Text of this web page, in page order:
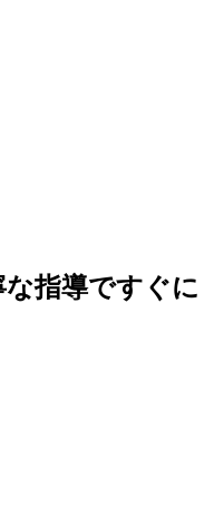
指導ですぐに